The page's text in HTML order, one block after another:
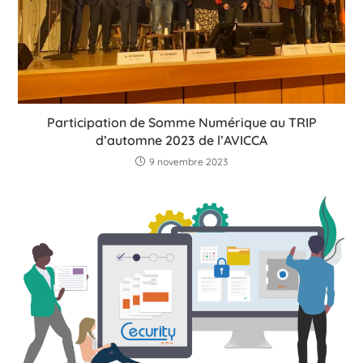
Participation de Somme Numérique au TRIP
d’automne 2023 de l’AVICCA
9 novembre 2023